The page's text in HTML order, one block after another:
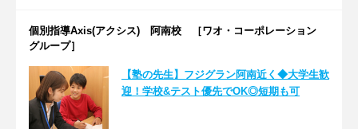
個別指導Axis(アクシス) 阿南校 ［ワオ・コーポレーション
グループ］
【塾の先生】フジグラン阿南近く◆大学生歓
迎！学校&テスト優先でOK◎短期も可